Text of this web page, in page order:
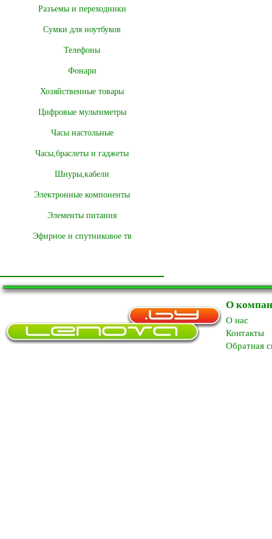
Разъемы и переходники
Сумки для ноутбуков
Телефоны
Фонари
Хозяйственные товары
Цифровые мультиметры
Часы настольные
Часы,браслеты и гаджеты
Шнуры,кабели
Электронные компоненты
Элементы питания
Эфирное и спутниковое тв
О
O нас
Контакты
Обратная